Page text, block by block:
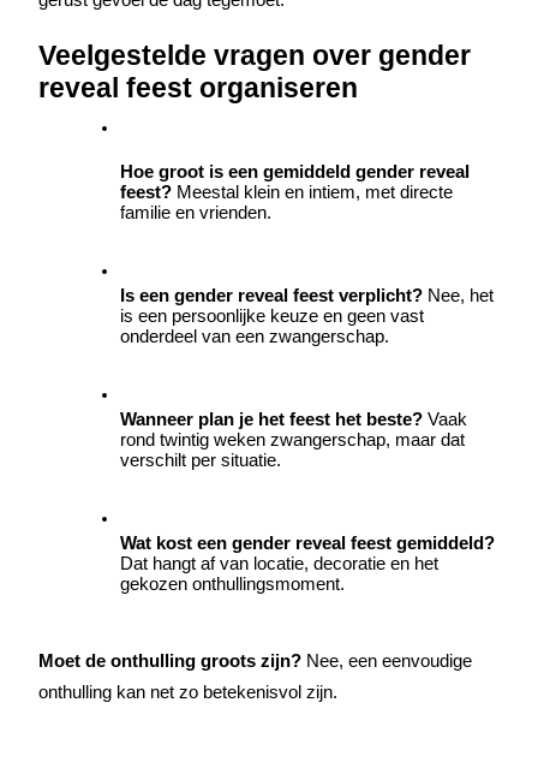
Veelgestelde vragen over gender
reveal feest organiseren
Hoe groot is een gemiddeld gender reveal
feest? Meestal klein en intiem, met directe
familie en vrienden.
Is een gender reveal feest verplicht? Nee, het
is een persoonlijke keuze en geen vast
onderdeel van een zwangerschap.
Wanneer plan je het feest het beste? Vaak
rond twintig weken zwangerschap, maar dat
verschilt per situatie.
Dat hangt af van locatie, decoratie en het
gekozen onthullingsmoment.
Moet de onthulling groots zijn? Nee, een eenvoudige
onthulling kan net zo betekenisvol zijn.